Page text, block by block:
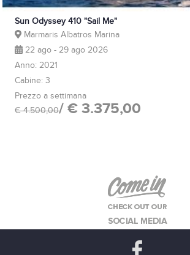
Sun Odyssey 410 "Sail Me"
Marmaris Albatros Marina
22 ago - 29 ago 2026
Anno: 2021
Cabine: 3
Prezzo a settimana
€ 4.500,00/ € 3.375,00